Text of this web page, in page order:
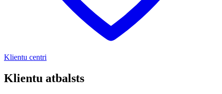
Klientu centri
Klientu atbalsts